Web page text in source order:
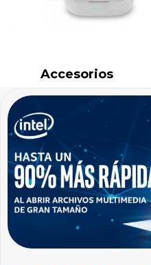
Accesorios